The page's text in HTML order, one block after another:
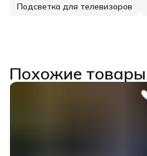
Подсветка для телевизоров
Похожие товары